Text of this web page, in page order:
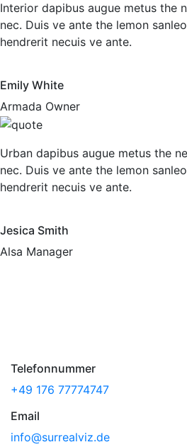
Interior dapibus augue metus the
nec. Duis ve ante the lemon
hendrerit necuis ve ante.
Emily White
Armada Owner
Urban dapibus augue metus the
nec. Duis ve ante the lemon
hendrerit necuis ve ante.
Jesica Smith
Alsa Manager
Telefonnummer
+49 176 77774747
Email
info@surrealviz.de